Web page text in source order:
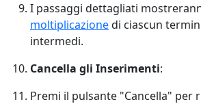
I passaggi dettagliati
moltiplicazionedi ciascun
intermedi.
Cancella gli Inserimenti:
Premi il pulsante "Cancella" per